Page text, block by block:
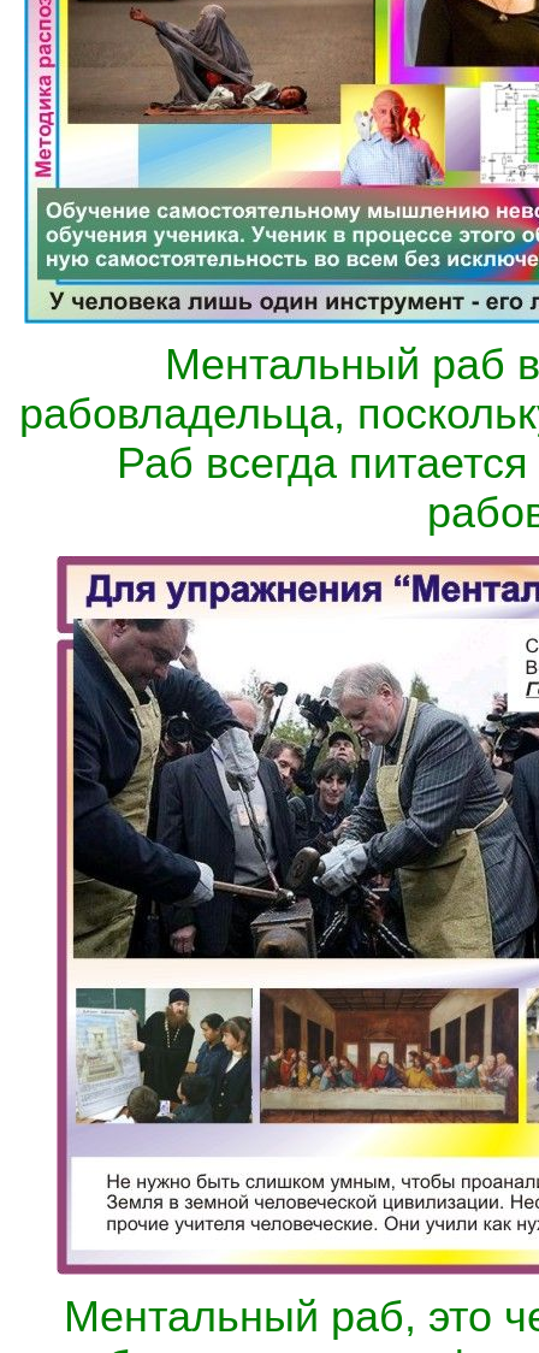
Ментальный раб
рабовладельца,
Раб всегда
Ментальный раб, это